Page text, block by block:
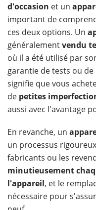
d'occasion et un
important de
ces deux options. Un
généralementvendu
où il a été utilisé par
garantie de tests ou
signifie que vous
de petites
aussi avec l'avantage
En revanche, un
un processus
fabricants ou les
minutieusement
l'appareil, et le
nécessaire pour